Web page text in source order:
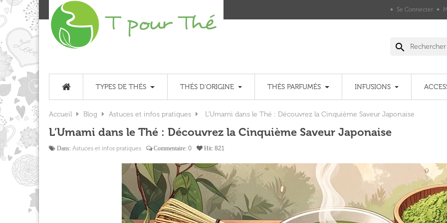
Se Connecter
search
TYPES DE THÉS THÉS D'ORIGINE THÉS PARFUMÉS INFUSIONS
Accueil Blog Astuces et infos pratiques L’Umami dans le Thé : Découvrez la Cinquième Saveur Japonaise
L’Umami dans le Thé : Découvrez la Cinquième Saveur Japonaise
Dans: Astuces et infos pratiques Commentaire: 0 Hit: 821